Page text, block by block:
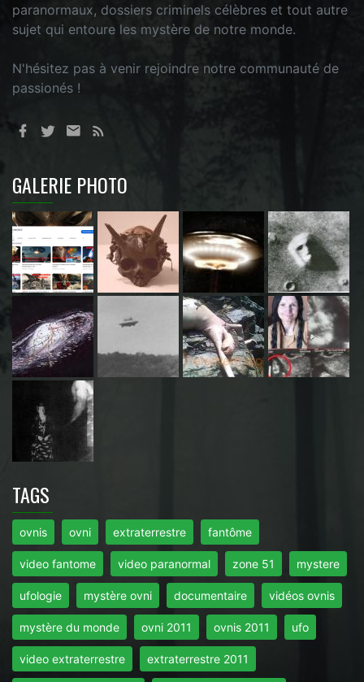
paranormaux, dossiers criminels célèbres et tout autre
sujet qui entoure les mystère de notre monde.
N'hésitez pas à venir rejoindre notre communauté de
passionés !
GALERIE PHOTO
TAGS
ovnis ovni extraterrestre fantôme
video fantome video paranormal zone 51 mystere
ufologie mystère ovni documentaire vidéos ovnis
mystère du monde ovni 2011 ovnis 2011 ufo
video extraterrestre extraterrestre 2011